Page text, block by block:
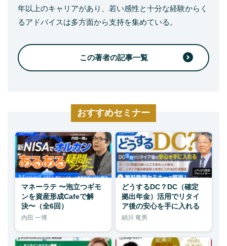
年以上のキャリアがあり、若い感性と十分な経験からく
るアドバイスは多方面から支持を集めている。
この著者の記事一覧
おすすめセミナー
マネーラテ 〜泡立つギモ
ンを資産形成Cafeで解
決〜（全6回）
内田 一博
どうするDC？DC（確定
拠出年金）活用でリタイ
ア後の安心を手に入れる
絹川 竜男